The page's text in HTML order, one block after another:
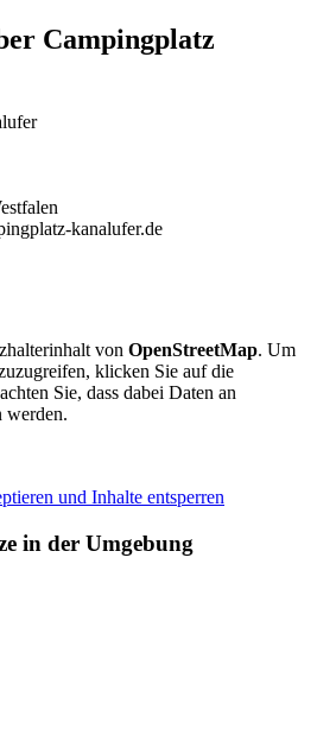
Campingplatz
kanalufer.de
von OpenStreetMap. Um
klicken Sie auf die
Sie, dass dabei Daten an
werden.
und Inhalte entsperren
in der Umgebung